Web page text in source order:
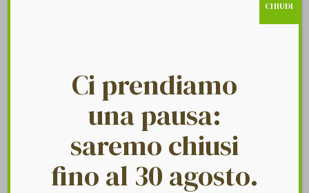
FOOTER
Fuori Di Campo
Ci prendiamo
una pausa:
saremo chiusi
fino al 30 agosto.
CHIUDI